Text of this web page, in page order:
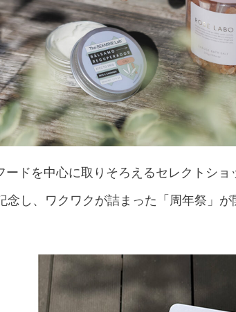
ードを中心に取りそろえるセレクトショ
念し、ワクワクが詰まった「周年祭」